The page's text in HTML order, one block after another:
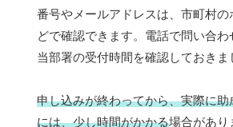
番号やメールアドレスは、市町村の
どで確認できます。電話で問い合わ
当部署の受付時間を確認しておきま
申し込みが終わってから、実際に
には、少し時間がかかる場合があり